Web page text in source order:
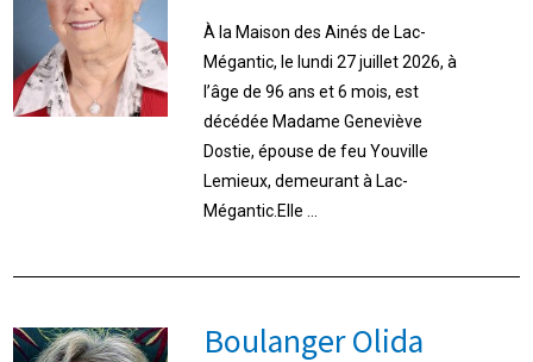
À la Maison des Ainés de Lac-
Mégantic, le lundi 27 juillet 2026, à
l’âge de 96 ans et 6 mois, est
décédée Madame Geneviève
Dostie, épouse de feu Youville
Lemieux, demeurant à Lac-
Mégantic.Elle ...
Boulanger Olida